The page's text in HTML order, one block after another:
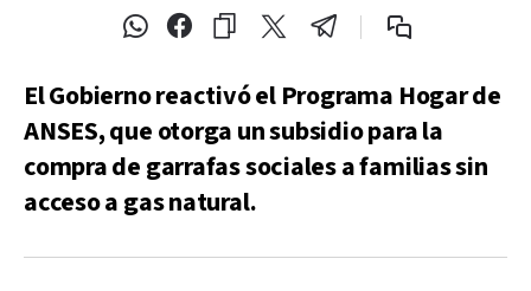
El Gobierno reactivó el Programa Hogar de
ANSES, que otorga un subsidio para la
compra de garrafas sociales a familias sin
acceso a gas natural.